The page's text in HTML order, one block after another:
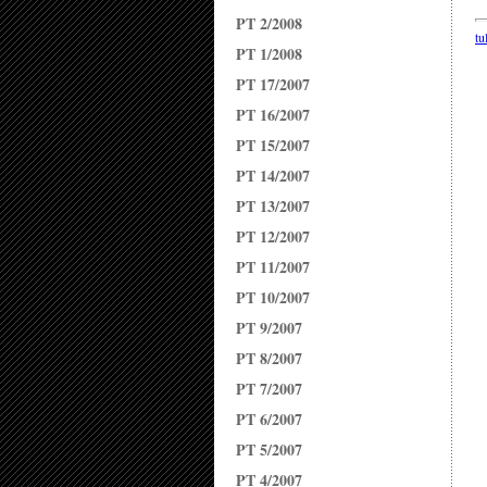
PT 2/2008
PT 1/2008
PT 17/2007
PT 16/2007
PT 15/2007
PT 14/2007
PT 13/2007
PT 12/2007
PT 11/2007
PT 10/2007
PT 9/2007
PT 8/2007
PT 7/2007
PT 6/2007
PT 5/2007
PT 4/2007